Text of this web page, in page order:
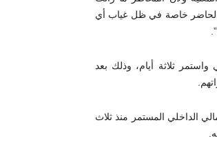
الحاضر خاصة في ظل غياب أي
ثلاثة أيام، وذلك بعد
الداخلي المستمر منذ ثلاث